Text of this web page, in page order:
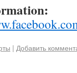
| Добавить